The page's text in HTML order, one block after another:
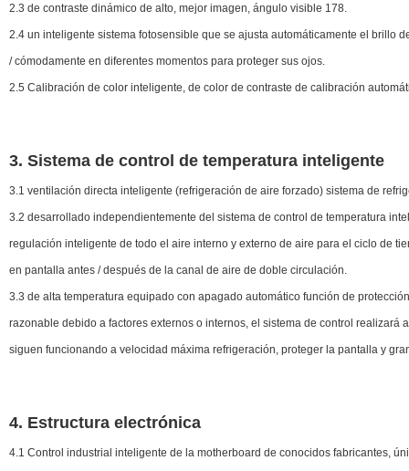
2.3 de contraste dinámico de alto, mejor imagen, ángulo visible 178.
2.4 un inteligente sistema fotosensible que se ajusta automáticamente el brillo
/ cómodamente en diferentes momentos para proteger sus ojos.
2.5 Calibración de color inteligente, de color de contraste de calibración
3. Sistema de control de temperatura inteligente
3.1 ventilación directa inteligente (refrigeración de aire forzado) sistema de
3.2 desarrollado independientemente del sistema de control de temperatura
regulación inteligente de todo el aire interno y externo de aire para el ciclo de
en pantalla antes / después de la canal de aire de doble circulación.
3.3 de alta temperatura equipado con apagado automático función de
razonable debido a factores externos o internos, el sistema de control
siguen funcionando a velocidad máxima refrigeración, proteger la pantalla y
4. Estructura electrónica
4.1 Control industrial inteligente de la motherboard de conocidos fabricantes,